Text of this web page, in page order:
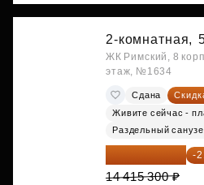
2-комнатная,
ЖК Римский, 8
этаж, №1634
Сдана
Живите сейчас -
Раздельный
11 388 087 ₽ -
14 415 300 ₽